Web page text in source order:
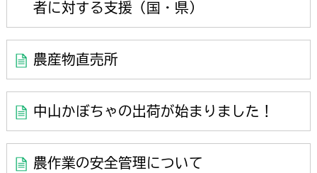
者に対する支援（国・県）
農産物直売所
中山かぼちゃの出荷が始まりました！
農作業の安全管理について